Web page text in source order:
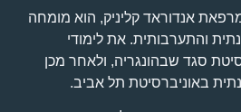
אנדוראד קליניק, הוא מומחה
והתערבותית. את לימודי
סגד שבהונגריה, ולאחר מכן
באוניברסיטת תל אביב.